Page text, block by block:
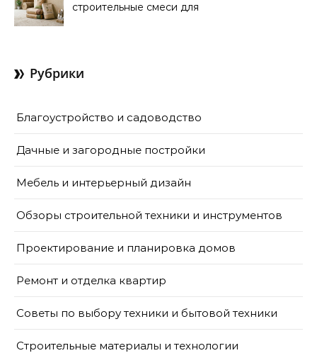
строительные смеси для
Рубрики
Благоустройство и садоводство
Дачные и загородные постройки
Мебель и интерьерный дизайн
Обзоры строительной техники и инструментов
Проектирование и планировка домов
Ремонт и отделка квартир
Советы по выбору техники и бытовой техники
Строительные материалы и технологии